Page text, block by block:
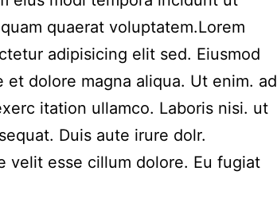
quaerat voluptatem.Lorem
adipisicing elit sed. Eiusmod
dolore magna aliqua. Ut enim. ad
itation ullamco. Laboris nisi. ut
Duis aute irure dolr.
velit esse cillum dolore. Eu fugiat